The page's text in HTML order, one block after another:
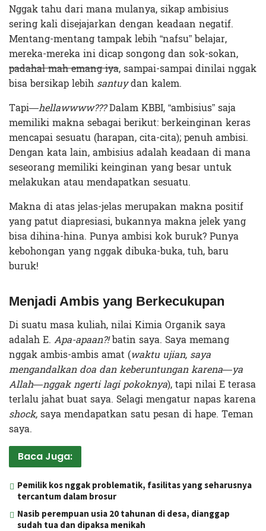
Nggak tahu dari mana mulanya, sikap ambisius
sering kali disejajarkan dengan keadaan negatif.
Mentang-mentang tampak lebih “nafsu” belajar,
mereka-mereka ini dicap songong dan sok-sokan,
padahal mah emang iya, sampai-sampai dinilai nggak
bisa bersikap lebih santuydan kalem.
Tapi—hellawwww???Dalam KBBI, “ambisius” saja
memiliki makna sebagai berikut: berkeinginan keras
mencapai sesuatu (harapan, cita-cita); penuh ambisi.
Dengan kata lain, ambisius adalah keadaan di mana
seseorang memiliki keinginan yang besar untuk
melakukan atau mendapatkan sesuatu.
Makna di atas jelas-jelas merupakan makna positif
yang patut diapresiasi, bukannya makna jelek yang
bisa dihina-hina. Punya ambisi kok buruk? Punya
kebohongan yang nggak dibuka-buka, tuh, baru
buruk!
Menjadi Ambis yang Berkecukupan
Di suatu masa kuliah, nilai Kimia Organik saya
adalah E. Apa-apaan?!batin saya. Saya memang
nggak ambis-ambis amat (waktu ujian, saya
mengandalkan doa dan keberuntungan karena—ya
Allah—nggak ngerti lagi pokoknya), tapi nilai E terasa
terlalu jahat buat saya. Selagi mengatur napas karena
shock,saya mendapatkan satu pesan di hape. Teman
saya.
Baca Juga:
Pemilik kos nggak problematik, fasilitas yang seharusnya
tercantum dalam brosur
Nasib perempuan usia 20 tahunan di desa, dianggap
sudah tua dan dipaksa menikah